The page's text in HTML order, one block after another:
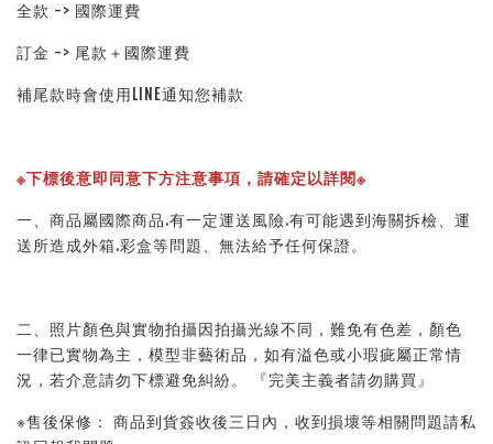
全款 -> 國際運費
訂金 -> 尾款＋國際運費
補尾款時會使用LINE通知您補款
※下標後意即同意下方注意事項，請確定以詳閱※
一、商品屬國際商品.有一定運送風險.有可能遇到海關拆檢、運
送所造成外箱.彩盒等問題、無法給予任何保證。
二、照片顏色與實物拍攝因拍攝光線不同，難免有色差，顏色
一律已實物為主，模型非藝術品，如有溢色或小瑕疵屬正常情
況，若介意請勿下標避免糾紛。 『完美主義者請勿購買』
※售後保修： 商品到貨簽收後三日內，收到損壞等相關問題請私